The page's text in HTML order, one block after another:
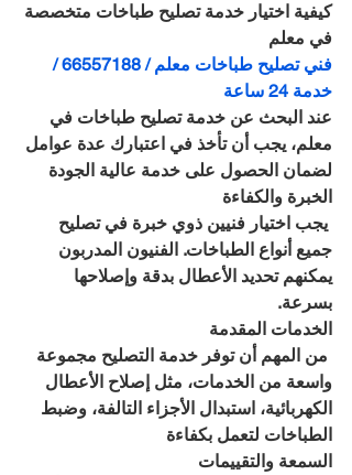
كيفية اختيار خدمة تصليح طباخات متخصصة
في معلم
فني تصليح طباخات معلم / 66557188 /
خدمة 24 ساعة
عند البحث عن خدمة تصليح طباخات في
معلم، يجب أن تأخذ في اعتبارك عدة عوامل
لضمان الحصول على خدمة عالية الجودة
الخبرة والكفاءة
يجب اختيار فنيين ذوي خبرة في تصليح
جميع أنواع الطباخات. الفنيون المدربون
يمكنهم تحديد الأعطال بدقة وإصلاحها
بسرعة.
الخدمات المقدمة
من المهم أن توفر خدمة التصليح مجموعة
واسعة من الخدمات، مثل إصلاح الأعطال
الكهربائية، استبدال الأجزاء التالفة، وضبط
الطباخات لتعمل بكفاءة
السمعة والتقييمات